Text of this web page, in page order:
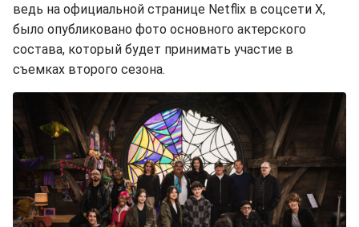
ведь на официальной странице Netflix в соцсети Х,
было опубликовано фото основного актерского
состава, который будет принимать участие в
съемках второго сезона.